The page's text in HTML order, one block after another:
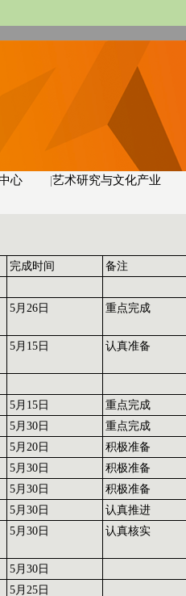
心 |艺术研究与文化产业
完成时间
备注
5月26日 重点完成
5月15日 认真准备
5月15日
重点完成
5月30日
重点完成
5月20日
积极准备
5月30日
积极准备
5月30日
积极准备
5月30日
认真推进
5月30日 认真核实
5月30日
5月25日